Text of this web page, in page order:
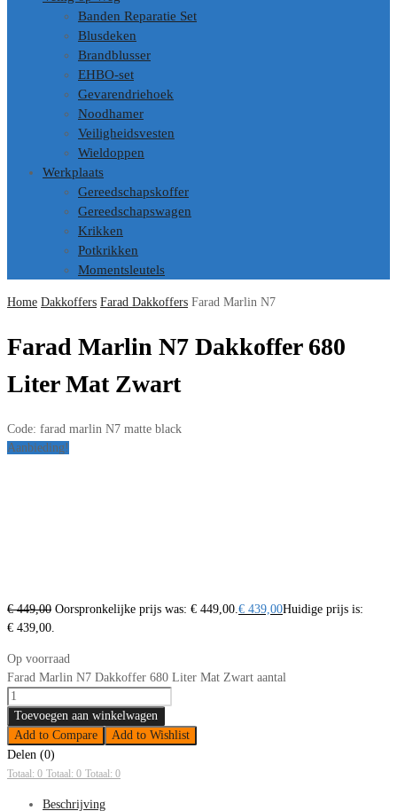
Banden Reparatie Set
Blusdeken
Brandblusser
EHBO-set
Gevarendriehoek
Noodhamer
Veiligheidsvesten
Wieldoppen
Werkplaats
Gereedschapskoffer
Gereedschapswagen
Krikken
Potkrikken
Momentsleutels
Home Dakkoffers Farad Dakkoffers Farad Marlin N7
Farad Marlin N7 Dakkoffer 680
Liter Mat Zwart
Code: farad marlin N7 matte black
Aanbieding!
€449,00 Oorspronkelijke prijs was: € 449,00. € 439,00Huidige prijs is:
€ 439,00.
Op voorraad
Farad Marlin N7 Dakkoffer 680 Liter Mat Zwart aantal
Toevoegen aan winkelwagen
Add to Compare
Add to Wishlist
Delen (0)
Totaal: 0 Totaal: 0 Totaal: 0
Beschrijving